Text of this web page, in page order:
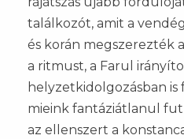
találkozót, amit a
és korán megszerezték
a ritmust, a Farul
helyzetkidolgozásban
mieink fantáziátlanul
az ellenszert a